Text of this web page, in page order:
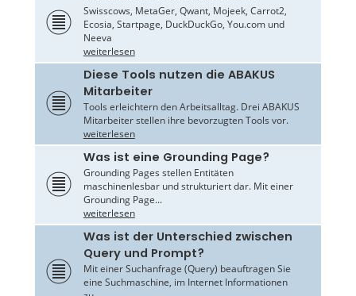
Swisscows, MetaGer, Qwant, Mojeek, Carrot2,
Ecosia, Startpage, DuckDuckGo, You.com und
Neeva
weiterlesen
Diese Tools nutzen die ABAKUS
Mitarbeiter
Tools erleichtern den Arbeitsalltag. Drei ABAKUS
Mitarbeiter stellen ihre bevorzugten Tools vor.
weiterlesen
Was ist eine Grounding Page?
Grounding Pages stellen Entitäten
maschinenlesbar und strukturiert dar. Mit einer
Grounding Page...
weiterlesen
Was ist der Unterschied zwischen
Query und Prompt?
Mit einer Suchanfrage (Query) beauftragen Sie
eine Suchmaschine, im Internet Informationen